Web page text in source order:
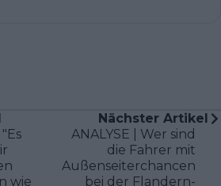
wie
Nächster Artikel
ANALYSE | Wer sind
die Fahrer mit
Außenseiterchancen
bei der Flandern-